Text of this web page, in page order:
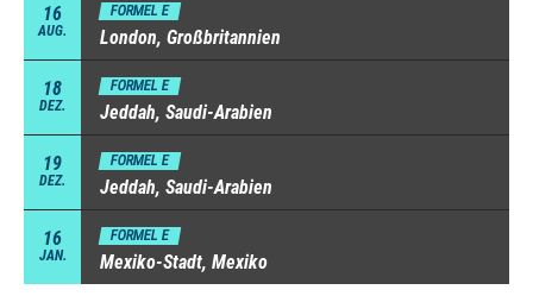
16
AUG.
FORMEL E
London, Großbritannien
18
DEZ.
FORMEL E
Jeddah, Saudi-Arabien
19
DEZ.
FORMEL E
Jeddah, Saudi-Arabien
16
JAN.
FORMEL E
Mexiko-Stadt, Mexiko